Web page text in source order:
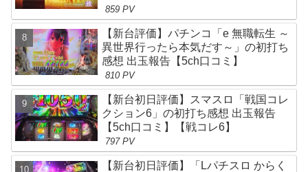
859 PV
【新台評価】パチンコ「e 無職転生 ～
異世界行ったら本気だす～」の初打ち
感想 出玉報告【5ch口コミ】
810 PV
【新台初日評価】スマスロ「戦国コレ
クション6」の初打ち感想 出玉報告
【5ch口コミ】【戦コレ6】
797 PV
【新台初日評価】「Lパチスロ からく